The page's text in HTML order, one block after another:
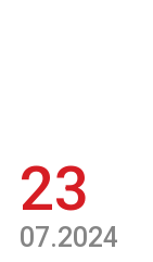
23
07.2024